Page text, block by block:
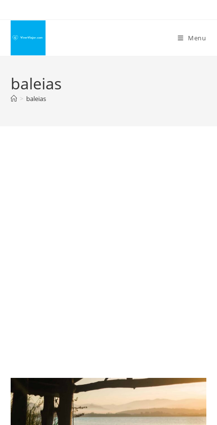
conteúdo
Menu
baleias
> baleias